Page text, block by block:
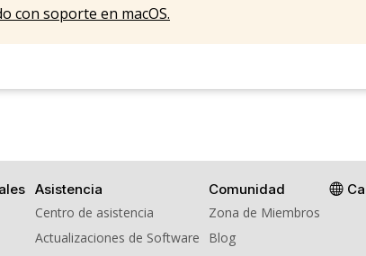
con soporte en macOS.
Asistencia
Centro de asistencia
Actualizaciones de Software
Comunidad
Zona de Miembros
Blog